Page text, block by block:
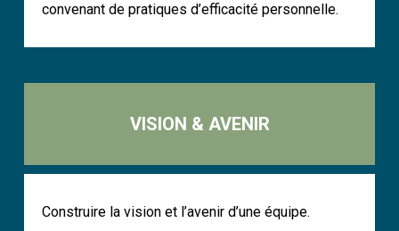
convenant de pratiques d’efficacité personnelle.
VISION & AVENIR
Construire la vision et l’avenir d’une équipe.